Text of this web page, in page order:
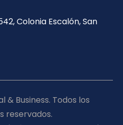
Colonia Escalón, San
& Business. Todos los
reservados.